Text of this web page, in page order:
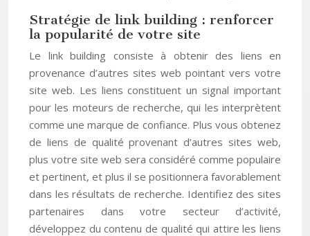
Stratégie de link building : renforcer
la popularité de votre site
Le link building consiste à obtenir des liens en
provenance d’autres sites web pointant vers votre
site web. Les liens constituent un signal important
pour les moteurs de recherche, qui les interprètent
comme une marque de confiance. Plus vous obtenez
de liens de qualité provenant d’autres sites web,
plus votre site web sera considéré comme populaire
et pertinent, et plus il se positionnera favorablement
dans les résultats de recherche. Identifiez des sites
partenaires dans votre secteur d’activité,
développez du contenu de qualité qui attire les liens